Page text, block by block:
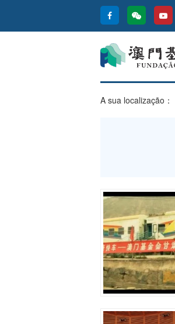
A sua localização：